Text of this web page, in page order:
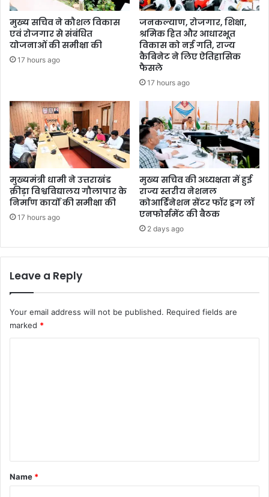
मुख्य सचिव ने कौशल विकास
एवं रोजगार से संबंधित
योजनाओं की समीक्षा की
17 hours ago
जनकल्याण, रोजगार, शिक्षा,
श्रमिक हित और आधारभूत
विकास को नई गति, राज्य
कैबिनेट ने लिए ऐतिहासिक
फैसले
17 hours ago
मुख्यमंत्री धामी ने उत्तराखंड
क्रीड़ा विश्वविद्यालय गौलापार के
निर्माण कार्यों की समीक्षा की
17 hours ago
मुख्य सचिव की अध्यक्षता में हुई
राज्य स्तरीय नेशनल
कोआर्डिनेशन सेंटर फॉर ड्रग लॉ
एनफोर्समेंट की बैठक
2 days ago
Leave a Reply
Your email address will not be published. Required fields are
marked *
*
Name *